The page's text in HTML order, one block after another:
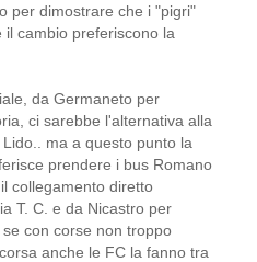
per dimostrare che i "pigri"
cambio preferiscono la
da Germaneto per
ci sarebbe l'alternativa alla
ma a questo punto la
prendere i bus Romano
collegamento diretto
T. C. e da Nicastro per
con corse non troppo
anche le FC la fanno tra